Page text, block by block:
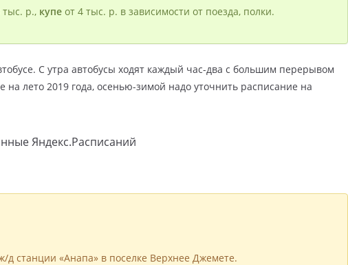
р.,купеот 4 тыс. р. в зависимости от поезда, полки.
С утра автобусы ходят каждый час-два с большим перерывом
на лето 2019 года, осенью-зимой надо уточнить расписание на
Яндекс.Расписаний
д станции «Анапа» в поселке Верхнее Джемете.